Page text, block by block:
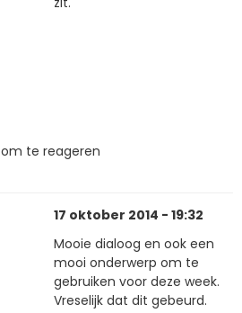
om te reageren
17 oktober 2014 - 19:32
Mooie dialoog en ook een
mooi onderwerp om te
gebruiken voor deze week.
Vreselijk dat dit gebeurd.